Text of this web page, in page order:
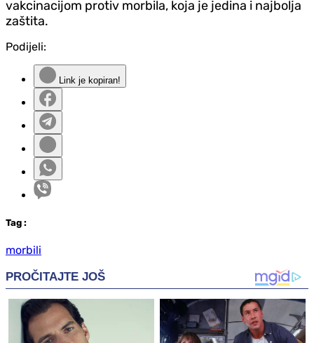
vakcinacijom protiv morbila, koja je jedina i najbolja
zaštita.
Podijeli:
Link je kopiran!
Tag :
morbili